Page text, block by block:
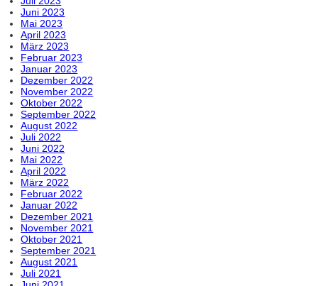
Juni 2023
Mai 2023
April 2023
März 2023
Februar 2023
Januar 2023
Dezember 2022
November 2022
Oktober 2022
September 2022
August 2022
Juli 2022
Juni 2022
Mai 2022
April 2022
März 2022
Februar 2022
Januar 2022
Dezember 2021
November 2021
Oktober 2021
September 2021
August 2021
Juli 2021